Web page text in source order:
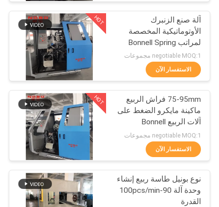
أخبار
جميع
القضايا
VR
خريطة
الموقع
سياسة
الخصوصية
آلة تجميع الربيع
40
آلة جيب الربيع
58
HOT
آلة صنع الزنبرك
الأوتوماتيكية المخصصة
لمراتب Bonnell Spring
negotiable MOQ:1 مجموعات
الاستفسار الآن
HOT
75-95mm فراش الربيع
ماكينة مايكرو الضغط على
آلات الربيع Bonnell
negotiable MOQ:1 مجموعات
الاستفسار الآن
نوع بونيل طاسة ربيع إنشاء
وحدة آلة 90-100pcs/min
القدرة